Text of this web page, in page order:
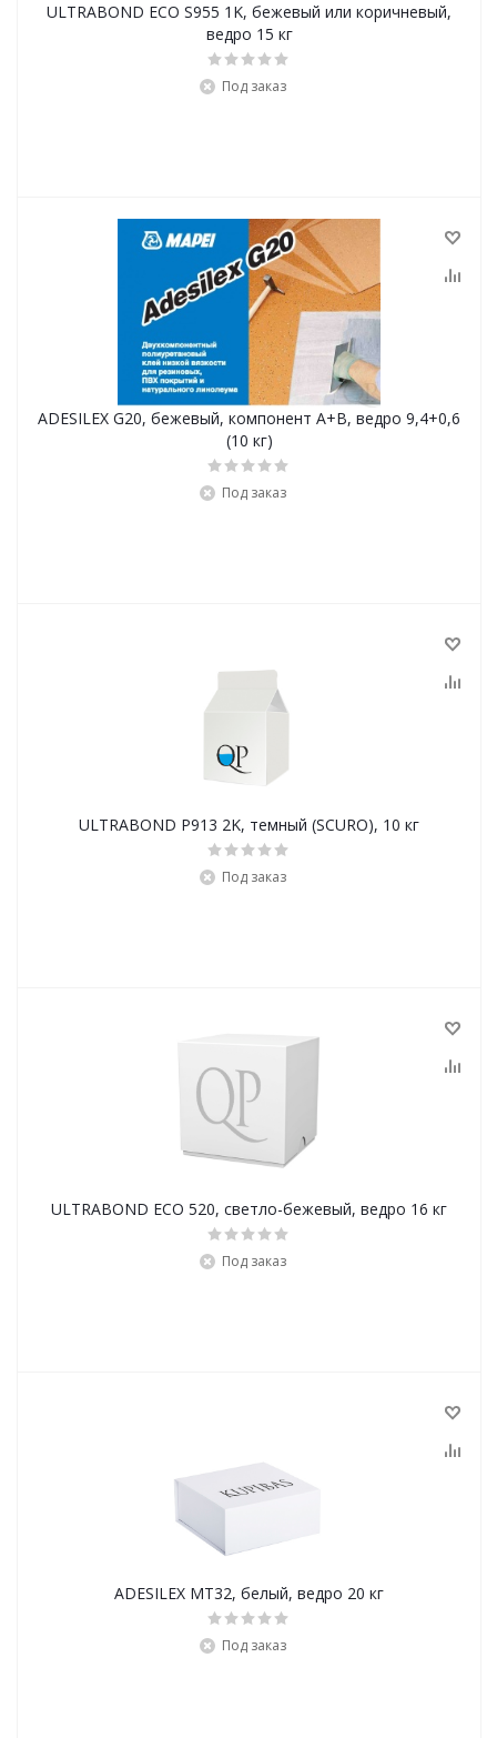
ULTRABOND ECO S955 1K, бежевый или коричневый,
ведро 15 кг
Под заказ
ADESILEX G20, бежевый, компонент А+В, ведро 9,4+0,6
(10 кг)
Под заказ
ULTRABOND P913 2K, темный (SCURO), 10 кг
Под заказ
ULTRABOND ECO 520, cветло-бежевый, ведро 16 кг
Под заказ
ADESILEX MT32, белый, ведро 20 кг
Под заказ